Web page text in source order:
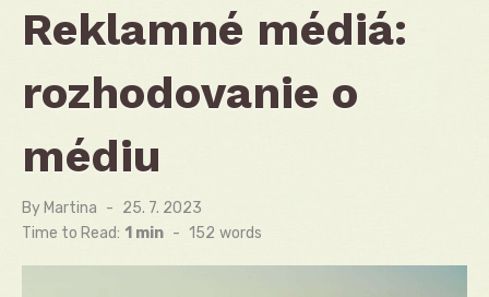
Reklamné médiá:
rozhodovanie o
médiu
By Martina
Posted
on
25. 7. 2023
Time to Read: 1 min - 152 words